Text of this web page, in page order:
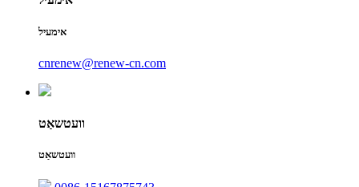
אימעיל
cnrenew@renew-cn.com
וועטשאַט
וועטשאַט